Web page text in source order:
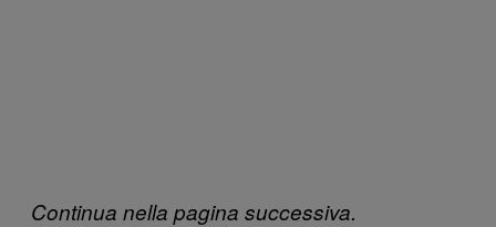
Continua nella pagina successiva.